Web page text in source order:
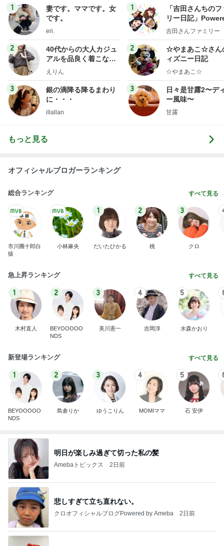
1
妻です。ママです。女
です。
eri.
2
40代からの大人カジュ
アルを品良く着こなす
ファッションブログ
えりん
3
銀の滴降る降るまわり
に・・・
illallan
1
「吉田さんちの
リー日記」
y Ameba 吉田さ
ログ
吉田さんファミリー
2
☆やまあこ☆さん
ィズニー日記
☆やまあこ☆
3
日々是甘露2〜デ
ー風味〜
甘露
もっと見る
オフィシャルブロガーランキング
総合ランキング すべて見る
市川團十郎白
猿
小林麻央
1
だいたひかる
2
桃
3
クロ
急上昇ランキング すべて見る
1
木村直人
2
BEYOOOOO
NDS
3
美川憲一
4
吉岡淳
5
水森かおり
新登場ランキング すべて見る
1
BEYOOOOO
NDS
2
島倉りか
3
ゆうこりん
4
MOMIママ
5
石 安伊
明日が楽しみ過ぎて切った私の髪
Amebaトピックス 2日前
悲しすぎて立ち直れない。
クロオフィシャルブログPowered by Ameba 2日前